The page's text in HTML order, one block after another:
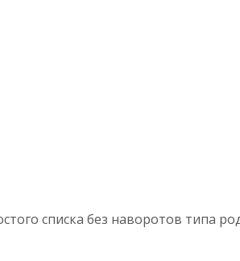
списка без наворотов типа